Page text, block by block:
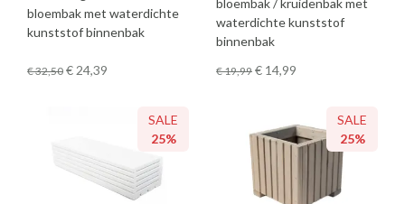
bloembak met waterdichte
kunststof binnenbak
€ 32,50 € 24,39
bloembak / kruidenbak met
waterdichte kunststof
binnenbak
€ 19,99 € 14,99
SALE
25%
SALE
25%